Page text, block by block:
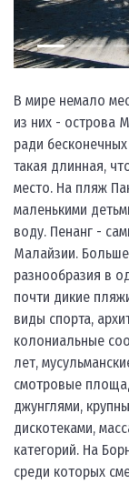
В мире немало
из них - острова
ради
такая длинная,
место. На пляж
маленькими
воду. Пенанг -
Малайзии. Больше
разнообразия в
почти дикие
виды спорта,
колониальные
лет,
смотровые
джунглями,
дискотеками,
категорий. На
среди которых